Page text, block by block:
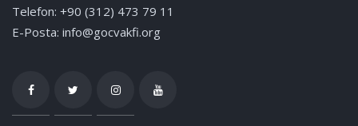
Telefon: +90 (312) 473 79 11
E-Posta: info@gocvakfi.org